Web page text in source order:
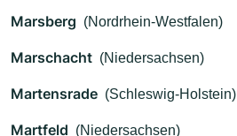
Marsberg (Nordrhein-Westfalen)
Marschacht (Niedersachsen)
Martensrade (Schleswig-Holstein)
Martfeld (Niedersachsen)